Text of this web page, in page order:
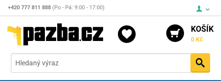
+420 777 811 888 (Po - Pá: 9:00 - 17:00)
KOŠÍK
0 Kč